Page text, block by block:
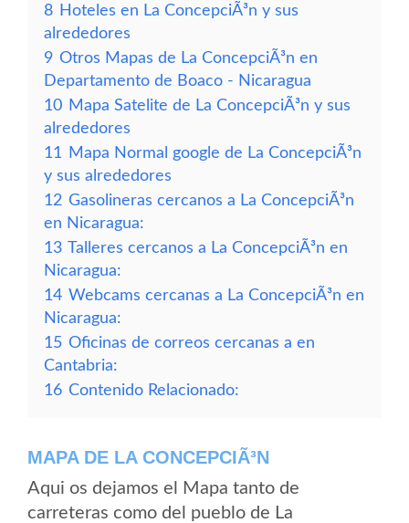
8 Hoteles en La ConcepciÃ³n y sus
alrededores
9 Otros Mapas de La ConcepciÃ³n en
Departamento de Boaco - Nicaragua
10 Mapa Satelite de La ConcepciÃ³n y sus
alrededores
11
Mapa Normal google de La ConcepciÃ³n
y sus alrededores
12 Gasolineras cercanos a La ConcepciÃ³n
en Nicaragua:
13 Talleres cercanos a La ConcepciÃ³n en
Nicaragua:
14 Webcams cercanas a La ConcepciÃ³n en
Nicaragua:
15 Oficinas de correos cercanas a en
Cantabria:
16 Contenido Relacionado:
MAPA DE LA CONCEPCIÃ³N
Aqui os dejamos el Mapa tanto de
carreteras como del pueblo de La